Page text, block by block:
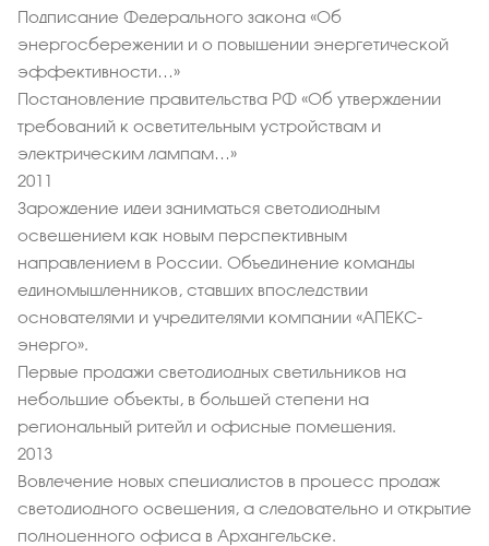
Подписание Федерального закона «Об
энергосбережении и о повышении энергетической
эффективности…»
Постановление правительства РФ «Об утверждении
требований к осветительным устройствам и
электрическим лампам…»
2011
Зарождение идеи заниматься светодиодным
освещением как новым перспективным
направлением в России. Объединение команды
единомышленников, ставших впоследствии
основателями и учредителями компании «АПЕКС-
энерго».
Первые продажи светодиодных светильников на
небольшие объекты, в большей степени на
региональный ритейл и офисные помещения.
2013
Вовлечение новых специалистов в процесс продаж
светодиодного освещения, а следовательно и открытие
полноценного офиса в Архангельске.